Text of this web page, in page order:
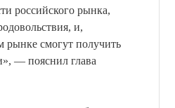
российского рынка,
и,
рынке смогут получить
— пояснил глава